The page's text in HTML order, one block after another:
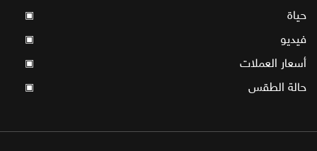
حياة ▣
فيديو ▣
أسعار العملات ▣
حالة الطقس ▣